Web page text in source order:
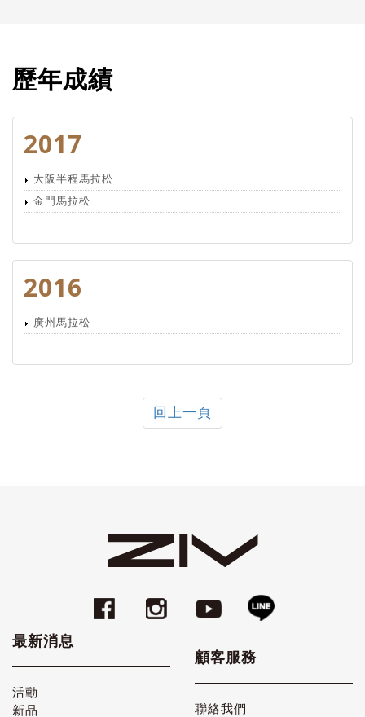
歷年成績
2017
大阪半程馬拉松
金門馬拉松
2016
廣州馬拉松
回上一頁
最新消息
活動
新品
顧客服務
聯絡我們